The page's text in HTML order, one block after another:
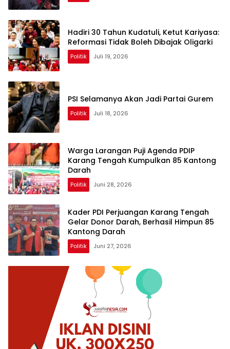
Hadiri 30 Tahun Kudatuli, Ketut Kariyasa:
Reformasi Tidak Boleh Dibajak Oligarki
Politik Juli 19, 2026
PSI Selamanya Akan Jadi Partai Gurem
Politik Juli 18, 2026
Warga Larangan Puji Agenda PDIP
Karang Tengah Kumpulkan 85 Kantong
Darah
Politik Juni 28, 2026
Kader PDI Perjuangan Karang Tengah
Gelar Donor Darah, Berhasil Himpun 85
Kantong Darah
Politik Juni 27, 2026